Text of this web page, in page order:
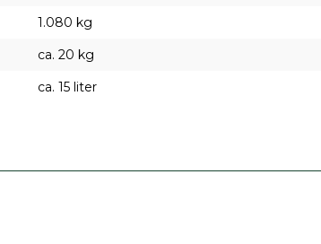
1.080 kg
ca. 20 kg
ca. 15 liter